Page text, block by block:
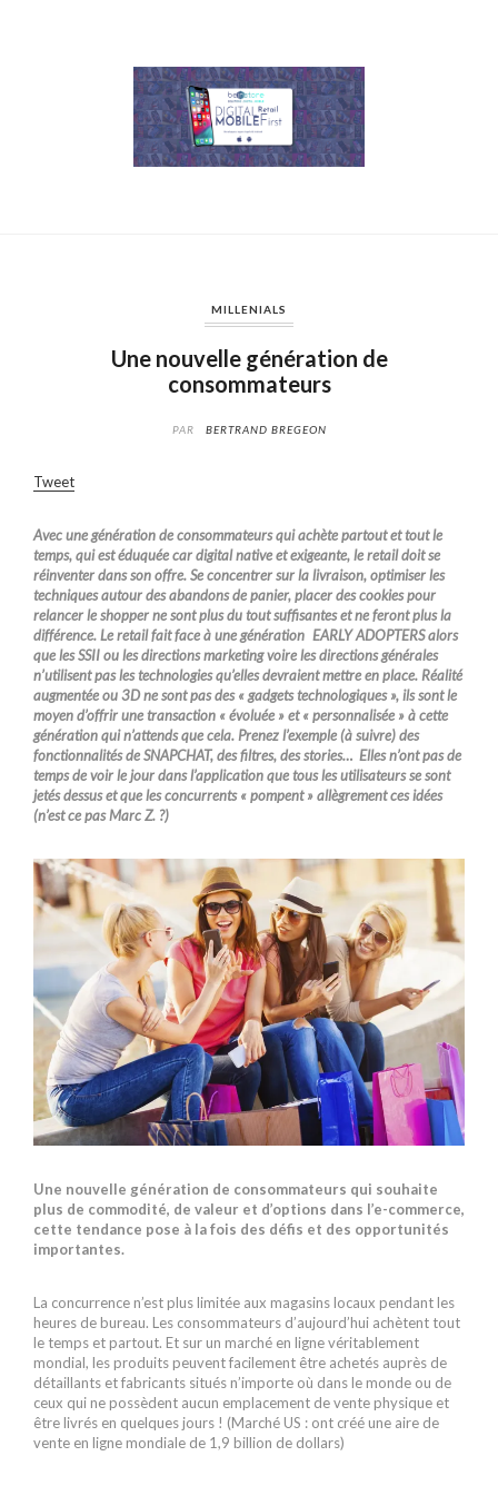
MILLENIALS
Une nouvelle génération de
consommateurs
PAR BERTRAND BREGEON
Tweet
Avec une génération de consommateurs qui achète partout et tout le
temps, qui est éduquée car digital native et exigeante, le retail doit se
réinventer dans son offre. Se concentrer sur la livraison, optimiser les
techniques autour des abandons de panier, placer des cookies pour
relancer le shopper ne sont plus du tout suffisantes et ne feront plus la
différence. Le retail fait face à une génération EARLY ADOPTERS alors
que les SSII ou les directions marketing voire les directions générales
n’utilisent pas les technologies qu’elles devraient mettre en place. Réalité
augmentée ou 3D ne sont pas des « gadgets technologiques », ils sont le
moyen d’offrir une transaction « évoluée » et « personnalisée » à cette
génération qui n’attends que cela. Prenez l’exemple (à suivre) des
fonctionnalités de SNAPCHAT, des filtres, des stories… Elles n’ont pas de
temps de voir le jour dans l’application que tous les utilisateurs se sont
jetés dessus et que les concurrents « pompent » allègrement ces idées
(n’est ce pas Marc Z. ?)
Une nouvelle génération de consommateurs qui souhaite
plus de commodité, de valeur et d’options dans l’e-commerce,
cette tendance pose à la fois des défis et des opportunités
importantes.
La concurrence n’est plus limitée aux magasins locaux pendant les
heures de bureau. Les consommateurs d’aujourd’hui achètent tout
le temps et partout. Et sur un marché en ligne véritablement
mondial, les produits peuvent facilement être achetés auprès de
détaillants et fabricants situés n’importe où dans le monde ou de
ceux qui ne possèdent aucun emplacement de vente physique et
être livrés en quelques jours ! (Marché US : ont créé une aire de
vente en ligne mondiale de 1,9 billion de dollars)